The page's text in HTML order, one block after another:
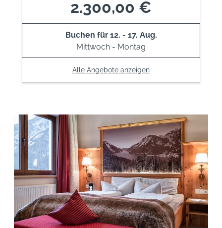
2.300,00 €
Buchen für 12. - 17. Aug.
Mittwoch - Montag
Alle Angebote anzeigen